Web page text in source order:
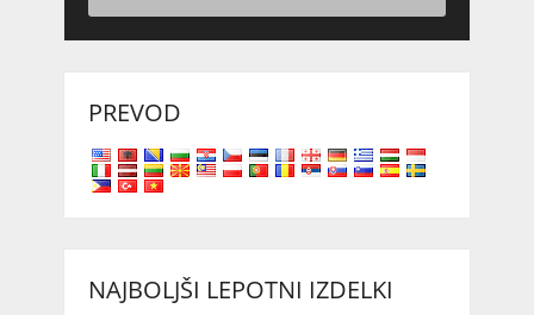
PREVOD
NAJBOLJŠI LEPOTNI IZDELKI